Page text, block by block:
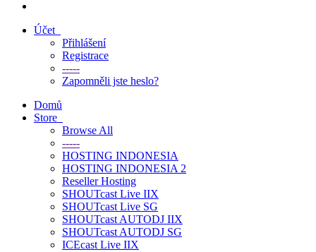
Účet
Přihlášení
Registrace
-----
Zapomněli jste heslo?
Domů
Store
Browse All
-----
HOSTING INDONESIA
HOSTING INDONESIA 2
Reseller Hosting
SHOUTcast Live IIX
SHOUTcast Live SG
SHOUTcast AUTODJ IIX
SHOUTcast AUTODJ SG
ICEcast Live IIX